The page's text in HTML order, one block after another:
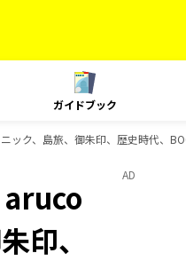
ガイドブック
ク、島旅、御朱印、歴史時代、
aruco
印、
AD